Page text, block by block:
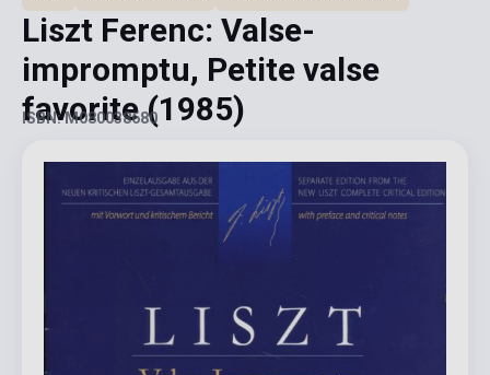
Liszt Ferenc: Valse-
impromptu, Petite valse
favorite(1985)
ISBN: M080038680